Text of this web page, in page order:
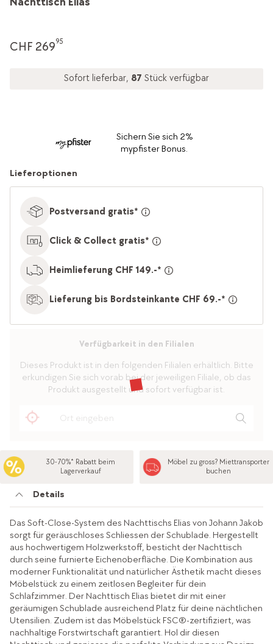
CHF 26995
Sofort lieferbar, 87 Stück verfügbar
Sichern Sie sich 2%
mypfister Bonus.
Lieferoptionen
Postversand gratis*
Click & Collect gratis*
Heimlieferung CHF 149.-*
Lieferung bis Bordsteinkante CHF 69.-*
Verfügbarkeit in den Filialen
Dieses Produkt ist in den folgenden Filialen erhältlich. Bitte
erkundigen Sie sich vorab bei der jeweiligen Filiale, ob das
Produkt ausgestellt und sofort verfügbar ist.
30-70%* Rabatt beim
Lagerverkauf
Möbel zu gross? Miettransporter
buchen
Details
Das Soft-Close-System des Nachttischs Elias von Johann Jakob
sorgt für geräuschloses Schliessen der Schublade. Hergestellt
aus hochwertigem Holzwerkstoff, besticht der Nachttisch
durch seine furnierte Eichenoberfläche. Die Kombination aus
moderner Funktionalität und natürlicher Ästhetik macht dieses
Möbelstück zu einem zeitlosen Begleiter für dein
Schlafzimmer. Der Nachttisch Elias bietet dir mit einer
geräumigen Schublade ausreichend Platz für deine nächtlichen
Utensilien. Zudem ist das Möbelstück FSC®-zertifiziert, was
nachhaltige Forstwirtschaft garantiert. Hol dir diesen